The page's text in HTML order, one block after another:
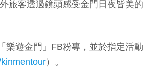
旅客透過鏡頭感受金門日夜皆美的
樂遊金門」FB粉專，並於指定活動
）。